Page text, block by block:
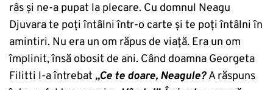
râs și ne-a pupat la plecare. Cu domnul Neagu
Djuvara te poți întâlni într-o carte și te poți întâlni în
amintiri. Nu era un om răpus de viață. Era un om
împlinit, însă obosit de ani. Când doamna Georgeta
Filitti l-a întrebat „Ce te doare, Neagule?A răspuns